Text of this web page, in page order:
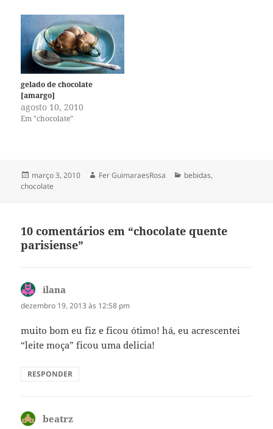
gelado de chocolate
[amargo]
agosto 10, 2010
Em "chocolate"
Publicado
em
março 3, 2010 Autor
Fer GuimaraesRosa Categorias
bebidas,
chocolate
10 comentários em “chocolate quente
parisiense”
ilana
dezembro 19, 2013 às 12:58 pm
muito bom eu fiz e ficou ótimo! há, eu acrescentei
“leite moça” ficou uma delicia!
RESPONDER
beatrz